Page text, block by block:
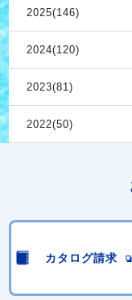
2025(146)
2024(120)
2023(81)
2022(50)
カタログ請求